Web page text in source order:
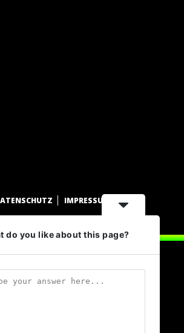
IMPRESSUM
do you like about this page?